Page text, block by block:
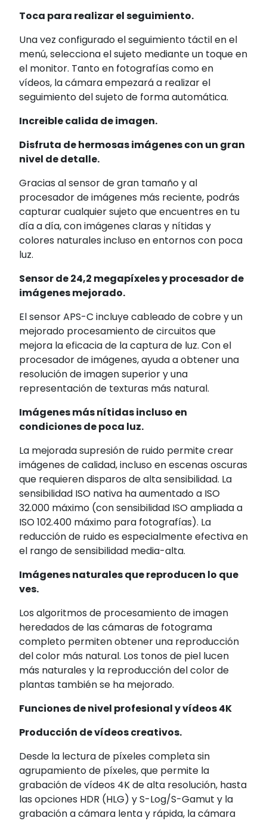
Toca para realizar el seguimiento.
Una vez configurado el seguimiento táctil en el
menú, selecciona el sujeto mediante un toque en
el monitor. Tanto en fotografías como en
vídeos, la cámara empezará a realizar el
seguimiento del sujeto de forma automática.
Increible calida de imagen.
Disfruta de hermosas imágenes con un gran
nivel de detalle.
Gracias al sensor de gran tamaño y al
procesador de imágenes más reciente, podrás
capturar cualquier sujeto que encuentres en tu
día a día, con imágenes claras y nítidas y
colores naturales incluso en entornos con poca
luz.
Sensor de 24,2 megapíxeles y procesador de
imágenes mejorado.
El sensor APS-C incluye cableado de cobre y un
mejorado procesamiento de circuitos que
mejora la eficacia de la captura de luz. Con el
procesador de imágenes, ayuda a obtener una
resolución de imagen superior y una
representación de texturas más natural.
Imágenes más nítidas incluso en
condiciones de poca luz.
La mejorada supresión de ruido permite crear
imágenes de calidad, incluso en escenas oscuras
que requieren disparos de alta sensibilidad. La
sensibilidad ISO nativa ha aumentado a ISO
32.000 máximo (con sensibilidad ISO ampliada a
ISO 102.400 máximo para fotografías). La
reducción de ruido es especialmente efectiva en
el rango de sensibilidad media-alta.
Imágenes naturales que reproducen lo que
ves.
Los algoritmos de procesamiento de imagen
heredados de las cámaras de fotograma
completo permiten obtener una reproducción
del color más natural. Los tonos de piel lucen
más naturales y la reproducción del color de
plantas también se ha mejorado.
Funciones de nivel profesional y vídeos 4K
Producción de vídeos creativos.
Desde la lectura de píxeles completa sin
agrupamiento de píxeles, que permite la
grabación de vídeos 4K de alta resolución, hasta
las opciones HDR (HLG) y S-Log/S-Gamut y la
grabación a cámara lenta y rápida, la cámara